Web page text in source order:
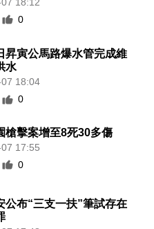
0
昇寅公馬路爆水管完成維
水
18:04
0
槍擊案增至8死30多傷
17:55
0
公布“三支一扶”筆試存在